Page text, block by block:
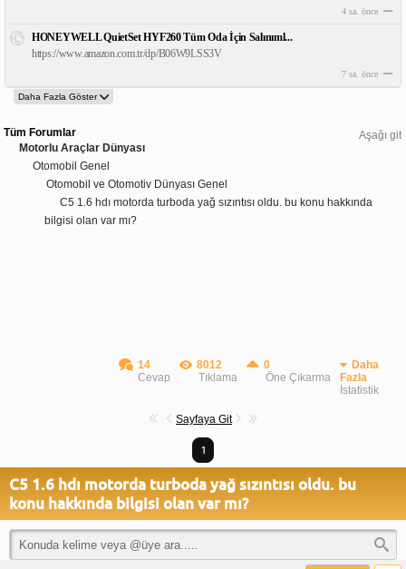
4 sa. önce
HONEYWELL QuietSet HYF260 Tüm Oda İçin Salınıml...
https://www.amazon.com.tr/dp/B06W9LSS3V
7 sa. önce
Aşağı git
Tüm Forumlar
Motorlu Araçlar Dünyası
Otomobil Genel
Otomobil ve Otomotiv Dünyası Genel
C5 1.6 hdı motorda turboda yağ sızıntısı oldu. bu konu hakkında
bilgisi olan var mı?
14
Cevap
8012
Tıklama
0
Öne Çıkarma
Daha
Fazla
İstatistik
Sayfaya Git
1
C5 1.6 hdı motorda turboda yağ sızıntısı oldu. bu
konu hakkında bilgisi olan var mı?